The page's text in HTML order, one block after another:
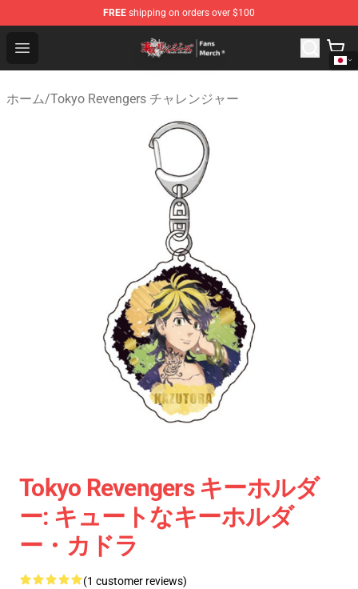
FREE shipping on orders over $100
Open menu
Tokyo Revengers Store - Official Tokyo Revengers
ホーム/Tokyo Revengers チャレンジャー
Tokyo Revengers キーホルダ
ー: キュートなキーホルダ
ー・カドラ
(1 customer reviews)